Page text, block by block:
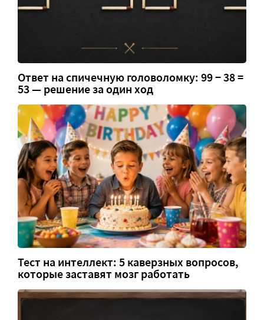
Ответ на спичечную головоломку: 99 − 38 =
53 — решение за один ход
Тест на интеллект: 5 каверзных вопросов,
которые заставят мозг работать